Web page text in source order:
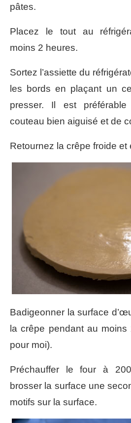
pâtes.
Placez le tout au
moins 2 heures.
Sortez l’assiette du
les bords en plaçant un
presser. Il est
couteau bien aiguisé et de
Retournez la crêpe froide et
Badigeonner la surface
la crêpe pendant au
pour moi).
Préchauffer le four à
brosser la surface une
motifs sur la surface.